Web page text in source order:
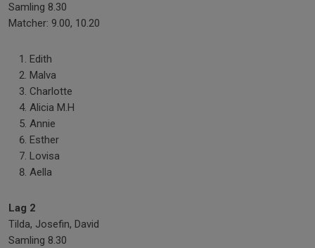
Samling 8.30
Matcher: 9.00, 10.20
Edith
Malva
Charlotte
Alicia M.H
Annie
Esther
Lovisa
Aella
Lag 2
Tilda, Josefin, David
Samling 8.30